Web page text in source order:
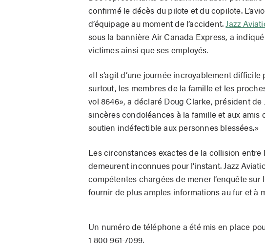
confirmé le décès du pilote et du copilote.
d’équipage au moment de l’accident. Jazz
sous la bannière Air Canada Express, a
victimes ainsi que ses employés.
«Il s’agit d’une journée incroyablement
surtout, les membres de la famille et les
vol 8646», a déclaré Doug Clarke, président
sincères condoléances à la famille et aux amis
soutien indéfectible aux personnes blessées.»
Les circonstances exactes de la collision entre
demeurent inconnues pour l’instant. Jazz
compétentes chargées de mener l’enquête sur
fournir de plus amples informations au fur et à
Un numéro de téléphone a été mis en place
1 800 961-7099.